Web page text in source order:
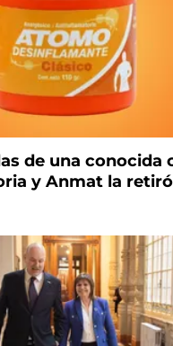
de una conocida
y Anmat la